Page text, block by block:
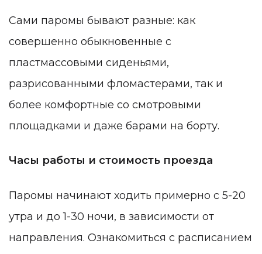
Сами паромы бывают разные: как
совершенно обыкновенные с
пластмассовыми сиденьями,
разрисованными фломастерами, так и
более комфортные со смотровыми
площадками и даже барами на борту.
Часы работы и стоимость проезда
Паромы начинают ходить примерно с 5-20
утра и до 1-30 ночи, в зависимости от
направления. Ознакомиться с расписанием